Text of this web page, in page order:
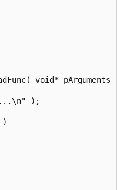
void* pArguments
);